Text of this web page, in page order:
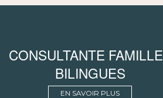
CONSULTANTE
BILINGUES
EN SAVOIR PLUS